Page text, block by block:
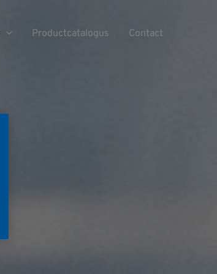
Productcatalogus Contact